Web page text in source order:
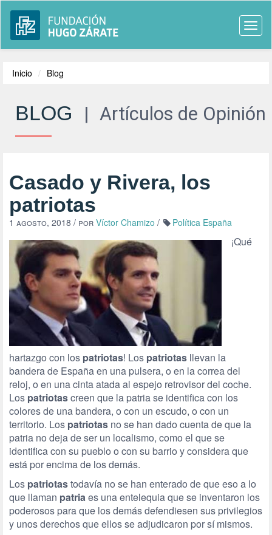
Inicio Blog
BLOG | Artículos de Opinión
Casado y Rivera, los
patriotas
1 agosto, 2018 / por Víctor Chamizo / Política España
¡Qué
hartazgo con los patriotas! Los patriotas llevan la
bandera de España en una pulsera, o en la correa del
reloj, o en una cinta atada al espejo retrovisor del coche.
Los patriotascreen que la patria se identifica con los
colores de una bandera, o con un escudo, o con un
territorio. Los patriotas no se han dado cuenta de que la
patria no deja de ser un localismo, como el que se
identifica con su pueblo o con su barrio y considera que
está por encima de los demás.
Los patriotastodavía no se han enterado de que eso a lo
que llaman patriaes una entelequia que se inventaron los
poderosos para que los demás defendiesen sus privilegios
y unos derechos que ellos se adjudicaron por sí mismos.